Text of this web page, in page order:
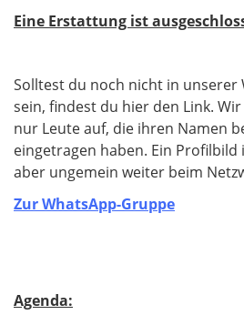
Eine Erstattung ist
Solltest du noch nicht in unserer
sein, findest du hier den Link.
nur Leute auf, die ihren Namen
eingetragen haben. Ein
aber ungemein weiter beim
Zur WhatsApp-Gruppe
Agenda: